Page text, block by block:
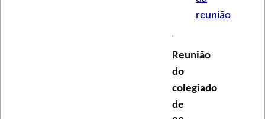
reunião
Reunião
do
colegiado
de